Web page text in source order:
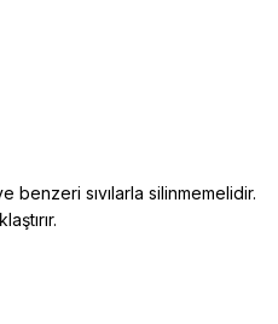
sıvılarla silinmemelidir.